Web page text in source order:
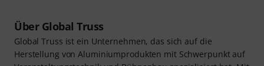
Über Global Truss
Global Truss ist ein Unternehmen, das sich auf die
Herstellung von Aluminiumprodukten mit Schwerpunkt auf